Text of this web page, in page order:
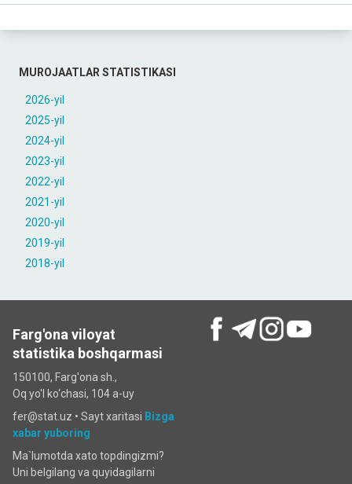
MUROJAATLAR STATISTIKASI
2026-yil
2025-yil
2024-yil
2023-yil
2022-yil
2021-yil
2020-yil
2019-yil
2018-yil
Farg'ona viloyat
statistika boshqarmasi
150100, Farg'ona sh.,
Oq yo'l ko‘chаsi, 104 a-uy
fer@stat.uz • Sayt xaritasi Bizga
xabar yuboring
Ma`lumotda xato topdingizmi?
Uni belgilang va quyidagilarni